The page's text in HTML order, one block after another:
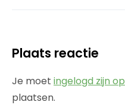
Plaats reactie
Je moet ingelogd zijn op
plaatsen.